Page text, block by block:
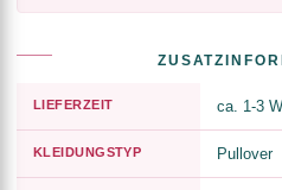
LIEFERZEIT ca. 1-3
KLEIDUNGSTYP Pullover